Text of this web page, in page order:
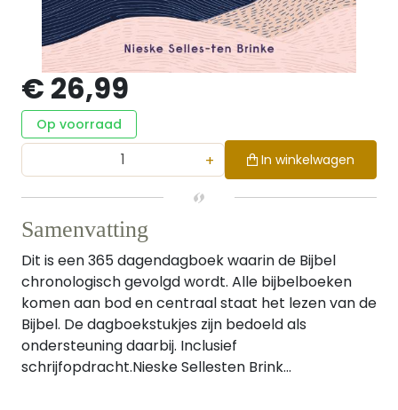
€ 26,99
Op voorraad
+ In winkelwagen
Samenvatting
Dit is een 365 dagendagboek waarin de Bijbel
chronologisch gevolgd wordt. Alle bijbelboeken
komen aan bod en centraal staat het lezen van de
Bijbel. De dagboekstukjes zijn bedoeld als
ondersteuning daarbij. Inclusief
schrijfopdracht.Nieske Sellesten Brink...